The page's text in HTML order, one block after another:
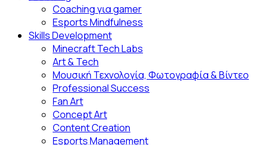
Coaching για gamer
Esports Mindfulness
Skills Development
Minecraft Tech Labs
Art & Tech
Μουσική Τεχνολογία, Φωτογραφία & Βίντεο
Professional Success
Fan Αrt
Concept Art
Content Creation
Esports Management